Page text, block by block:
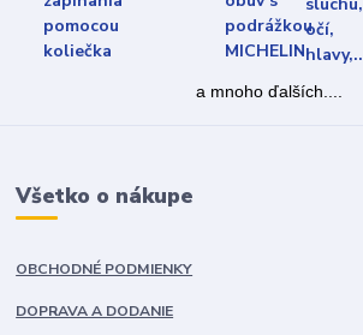
a mnoho ďalších....
Všetko o nákupe
OBCHODNÉ PODMIENKY
DOPRAVA A DODANIE